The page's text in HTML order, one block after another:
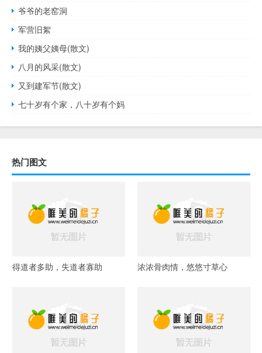
爷爷的老窑洞
军营旧絮
我的姨父姨母(散文)
八月的风采(散文)
又到建军节(散文)
七十岁有个家，八十岁有个妈
热门图文
得道者多助，失道者寡助 浓浓骨肉情，悠悠寸草心